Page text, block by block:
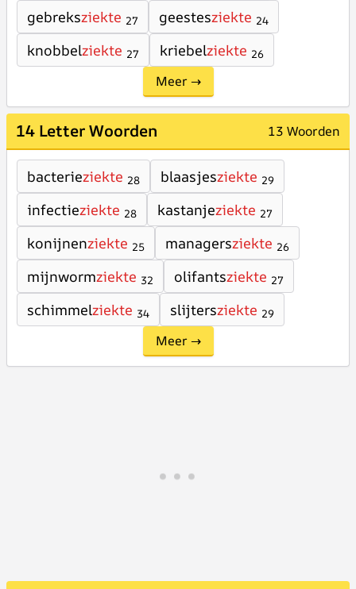
gebreksziekte 27 geestesziekte 24
knobbelziekte 27 kriebelziekte 26
Meer →
14 Letter Woorden 13 Woorden
bacterieziekte 28 blaasjesziekte 29
infectieziekte 28 kastanjeziekte 27
konijnenziekte 25 managersziekte 26
mijnwormziekte 32 olifantsziekte 27
schimmelziekte 34 slijtersziekte 29
Meer →